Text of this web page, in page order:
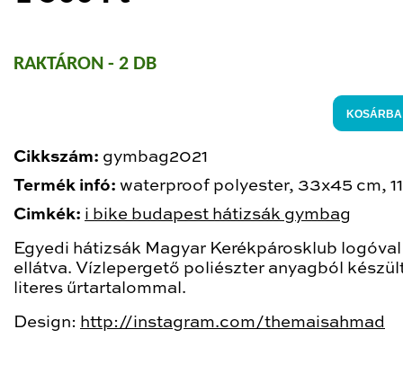
RAKTÁRON - 2 DB
Cikkszám: gymbag2021
Termék infó: waterproof polyester, 33x45 cm,
Cimkék: i bike budapest hátizsák gymbag
Egyedi hátizsák Magyar Kerékpárosklub logóval
ellátva. Vízlepergető poliészter anyagból
literes űrtartalommal.
Design: http://instagram.com/themaisahmad